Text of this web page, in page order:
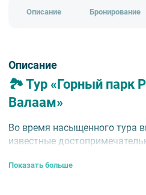
Описание Бронирование
Описание
🏞️ Тур «Горный парк
Валаам»
Во время насыщенного тура
известные
парк «Рускеала» и остров
Показать больше